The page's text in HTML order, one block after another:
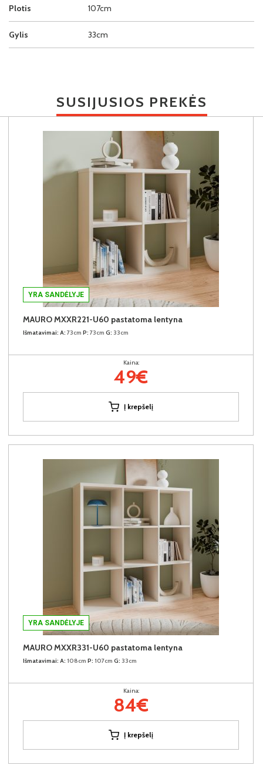
Plotis 107cm
Gylis 33cm
SUSIJUSIOS PREKĖS
YRA SANDĖLYJE
MAURO MXXR221-U60 pastatoma lentyna
Išmatavimai: A: 73cm P: 73cm G: 33cm
Kaina:
49€
Į krepšelį
YRA SANDĖLYJE
MAURO MXXR331-U60 pastatoma lentyna
Išmatavimai: A: 108cm P: 107cm G: 33cm
Kaina:
84€
Į krepšelį